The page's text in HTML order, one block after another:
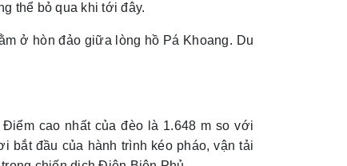
thể bỏ qua khi tới đây.
ở hòn đảo giữa lòng hồ Pá Khoang. Du
cao nhất của đèo là 1.648 m so với
bắt đầu của hành trình kéo pháo, vận tải